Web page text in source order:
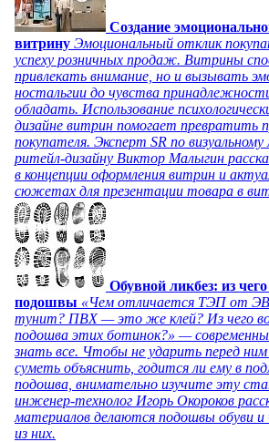
Создание
витрину Эмоциональный отклик
успеху розничных продаж. Витрины
привлекать внимание, но и вызывать
ностальгии до чувства
обладать. Использование
дизайне витрин помогает превратить
покупателя. Эксперт SR по визуальному
ритейл-дизайну Виктор Малыгин
в концепции оформления витрин и
сюжетах для презентации товара в
Обувной ликбез: из
подошвы «Чем отличается ТЭП от
тунит? ПВХ — это же клей? Из чего
подошва этих ботинок?» —
знать все. Чтобы не ударить перед ним
суметь объяснить, годится ли ему в
подошва, внимательно изучите эту
инженер-технолог Игорь Окороков
материалов делаются подошвы обуви
из них.